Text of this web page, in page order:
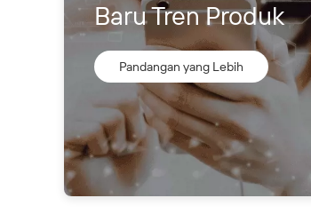
Baru Tren Produk
Pandangan yang Lebih